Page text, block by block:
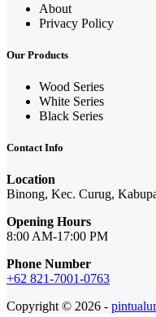
About
Privacy Policy
Our Products
Wood Series
White Series
Black Series
Contact Info
Location
Binong, Kec. Curug,
Opening Hours
8:00 AM-17:00 PM
Phone Number
+62 821-7001-0763
Copyright © 2026 -